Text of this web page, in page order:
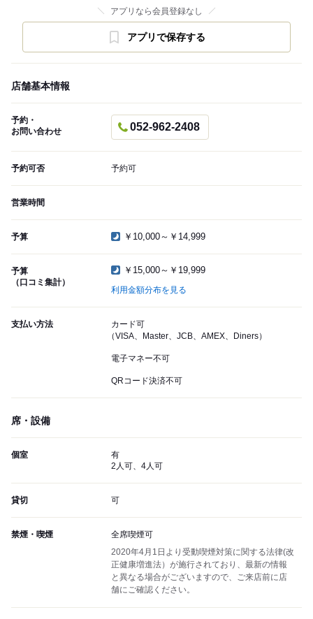
アプリなら会員登録なし
アプリで保存する
店舗基本情報
予約・
お問い合わせ
052-962-2408
予約可否 予約可
営業時間
予算 ￥10,000～￥14,999
予算
（口コミ集計）
￥15,000～￥19,999
利用金額分布を見る
支払い方法
カード可
（VISA、Master、JCB、AMEX、Diners）
電子マネー不可
QRコード決済不可
席・設備
個室
有
2人可、4人可
貸切 可
禁煙・喫煙
全席喫煙可
2020年4月1日より受動喫煙対策に関する法律(改
正健康増進法）が施行されており、最新の情報
と異なる場合がございますので、ご来店前に店
舗にご確認ください。